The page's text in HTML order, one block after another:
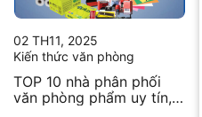
02 TH11, 2025
Kiến thức văn phòng
TOP 10 nhà phân phối
văn phòng phẩm uy tín,